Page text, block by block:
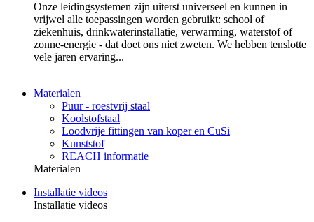
Onze leidingsystemen zijn uiterst universeel en kunnen in
vrijwel alle toepassingen worden gebruikt: school of
ziekenhuis, drinkwaterinstallatie, verwarming, waterstof of
zonne-energie - dat doet ons niet zweten. We hebben tenslotte
vele jaren ervaring...
Materialen
Puur - roestvrij staal
Koolstofstaal
Loodvrije fittingen van koper en CuSi
Kunststof
REACH informatie
Materialen
Installatie videos
Installatie videos